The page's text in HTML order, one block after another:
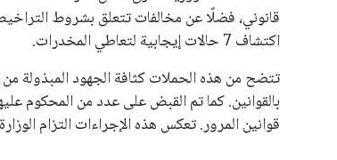
اكتشاف 7 حالات إيجابية لتعاطي المخدرات.
تتضح من هذه الحملات كثافة الجهود المبذولة من
قوانين المرور. تعكس هذه الإجراءات التزام